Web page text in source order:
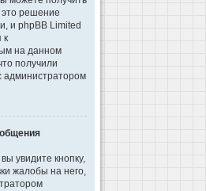
решение
и phpBB Limited
к
на данном
получили
администратором
увидите кнопку,
жалобы на него,